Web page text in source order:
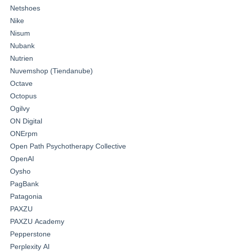
Netshoes
Nike
Nisum
Nubank
Nutrien
Nuvemshop (Tiendanube)
Octave
Octopus
Ogilvy
ON Digital
ONErpm
Open Path Psychotherapy Collective
OpenAI
Oysho
PagBank
Patagonia
PAXZU
PAXZU Academy
Pepperstone
Perplexity AI